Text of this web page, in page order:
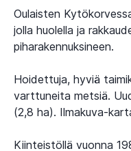
Oulaisten
jolla huolella ja
piharakennuksineen.
Hoidettuja, hyviä
varttuneita metsiä.
(2,8 ha). Ilmakuva-
Kiinteistöllä vuonna